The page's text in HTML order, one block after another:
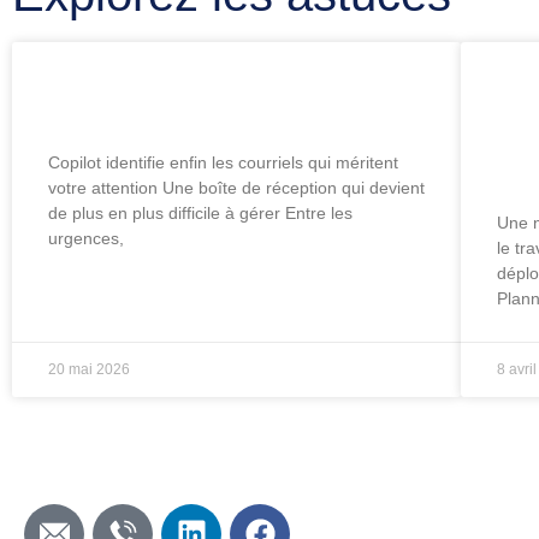
Copilot identifie enfin les courriels qui méritent
votre attention Une boîte de réception qui devient
de plus en plus difficile à gérer Entre les
urgences,
20 mai 2026
Une
le
8